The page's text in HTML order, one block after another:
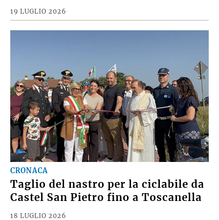
19 LUGLIO 2026
CRONACA
Taglio del nastro per la ciclabile da
Castel San Pietro fino a Toscanella
18 LUGLIO 2026